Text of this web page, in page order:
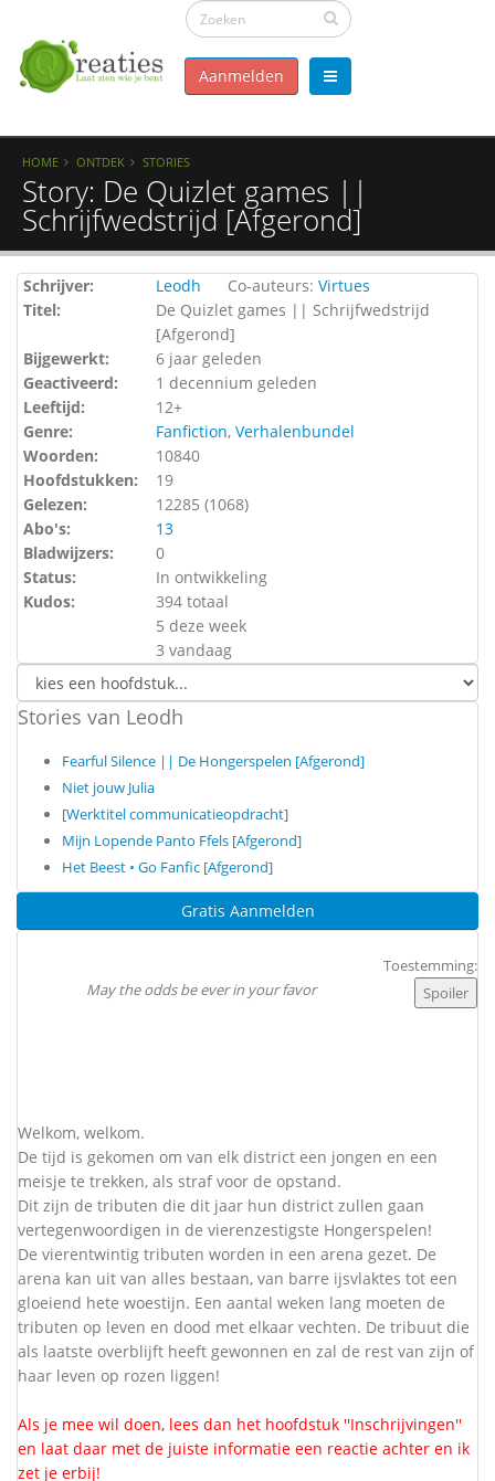
Aanmelden
HOME ONTDEK STORIES
Story: De Quizlet games ||
Schrijfwedstrijd [Afgerond]
Schrijver: Leodh Co-auteurs: Virtues
Titel:
De Quizlet games || Schrijfwedstrijd
[Afgerond]
Bijgewerkt:
6 jaar geleden
Geactiveerd:
1 decennium geleden
Leeftijd:
12+
Genre:
Fanfiction, Verhalenbundel
Woorden:
10840
Hoofdstukken:
19
Gelezen:
12285 (1068)
Abo's:
13
Bladwijzers:
0
Status:
In ontwikkeling
Kudos:
394 totaal
5 deze week
3 vandaag
Stories van Leodh
Fearful Silence || De Hongerspelen [Afgerond]
Niet jouw Julia
[Werktitel communicatieopdracht]
Mijn Lopende Panto Ffels [Afgerond]
Het Beest • Go Fanfic [Afgerond]
Gratis Aanmelden
Toestemming:
May the odds be ever in your favor
Welkom, welkom.
De tijd is gekomen om van elk district een jongen en een
meisje te trekken, als straf voor de opstand.
Dit zijn de tributen die dit jaar hun district zullen gaan
vertegenwoordigen in de vierenzestigste Hongerspelen!
De vierentwintig tributen worden in een arena gezet. De
arena kan uit van alles bestaan, van barre ijsvlaktes tot een
gloeiend hete woestijn. Een aantal weken lang moeten de
tributen op leven en dood met elkaar vechten. De tribuut die
als laatste overblijft heeft gewonnen en zal de rest van zijn of
haar leven op rozen liggen!
Als je mee wil doen, lees dan het hoofdstuk ''Inschrijvingen''
en laat daar met de juiste informatie een reactie achter en ik
zet je erbij!